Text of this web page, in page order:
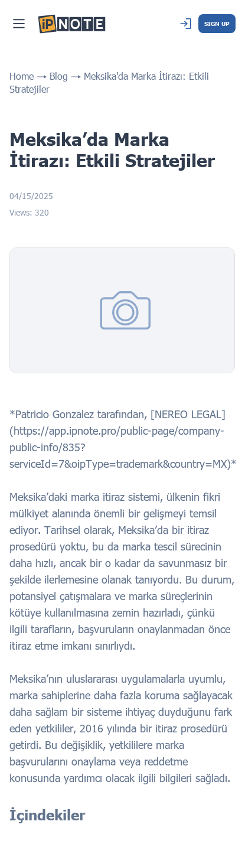
SIGN UP
Home Blog
Meksika'da Marka İtirazı: Etkili
Stratejiler
Meksika’da Marka
İtirazı: Etkili Stratejiler
04/15/2025
Views: 320
*Patricio Gonzalez tarafından, [NEREO LEGAL]
(https://app.ipnote.pro/public-page/company-
public-info/835?
serviceId=7&oipType=trademark&country=MX)*
Meksika’daki marka itiraz sistemi, ülkenin fikri
mülkiyet alanında önemli bir gelişmeyi temsil
ediyor. Tarihsel olarak, Meksika’da bir itiraz
prosedürü yoktu, bu da marka tescil sürecinin
daha hızlı, ancak bir o kadar da savunmasız bir
şekilde ilerlemesine olanak tanıyordu. Bu durum,
potansiyel çatışmalara ve marka süreçlerinin
kötüye kullanılmasına zemin hazırladı, çünkü
ilgili tarafların, başvuruların onaylanmadan önce
itiraz etme imkanı sınırlıydı.
Meksika’nın uluslararası uygulamalarla uyumlu,
marka sahiplerine daha fazla koruma sağlayacak
daha sağlam bir sisteme ihtiyaç duyduğunu fark
eden yetkililer, 2016 yılında bir itiraz prosedürü
getirdi. Bu değişiklik, yetkililere marka
başvurularını onaylama veya reddetme
konusunda yardımcı olacak ilgili bilgileri sağladı.
İçindekiler